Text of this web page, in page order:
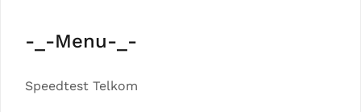
-_-Menu-_-
Speedtest Telkom